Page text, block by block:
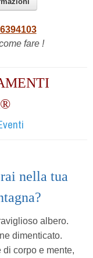
fare !
nella tua
albero.
dimenticato.
corpo e mente,